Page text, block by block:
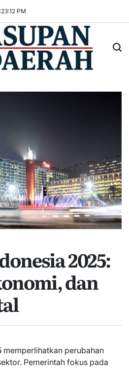
:23:13 PM
2025:
dan
memperlihatkan perubahan
Pemerintah fokus pada